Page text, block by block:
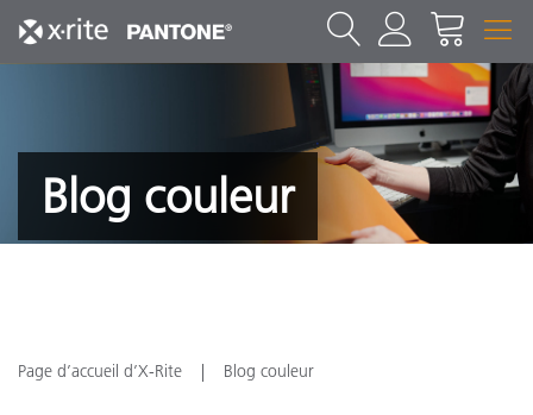
Blog couleur
Page d’accueil d’X-Rite Blog couleur